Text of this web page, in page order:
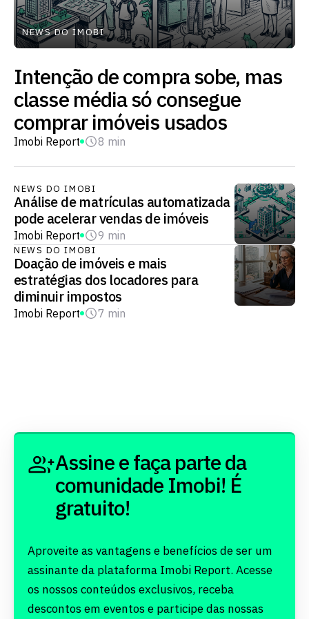
NEWS DO IMOBI
Intenção de compra sobe, mas
classe média só consegue
comprar imóveis usados
Imobi Report 8 min
NEWS DO IMOBI
Análise de matrículas automatizada
pode acelerar vendas de imóveis
Imobi Report 9 min
NEWS DO IMOBI
Doação de imóveis e mais
estratégias dos locadores para
diminuir impostos
Imobi Report 7 min
Assine e faça parte da
comunidade Imobi! É
gratuito!
Aproveite as vantagens e benefícios de ser um
assinante da plataforma Imobi Report. Acesse
os nossos conteúdos exclusivos, receba
descontos em eventos e participe das nossas